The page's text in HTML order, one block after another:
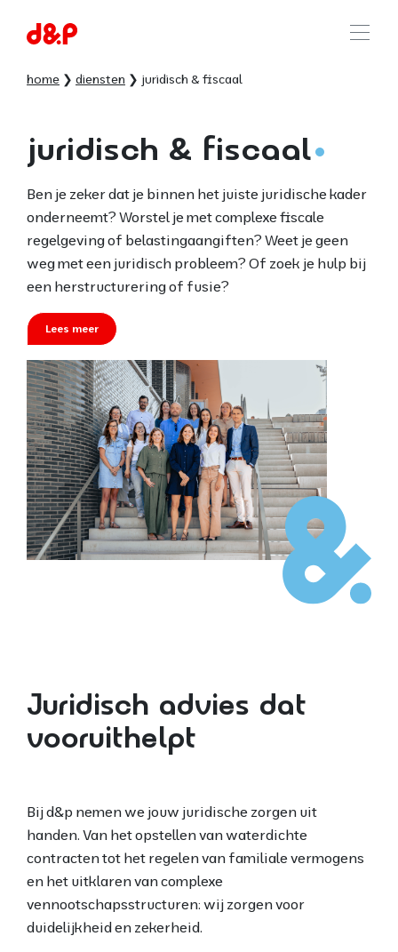
home diensten juridisch & fiscaal
juridisch & fiscaal
Ben je zeker dat je binnen het juiste juridische kader
onderneemt? Worstel je met complexe fiscale
regelgeving of belastingaangiften? Weet je geen
weg met een juridisch probleem? Of zoek je hulp bij
een herstructurering of fusie?
Lees meer
Juridisch advies dat
vooruithelpt
Bij d&p nemen we jouw juridische zorgen uit
handen. Van het opstellen van waterdichte
contracten tot het regelen van familiale vermogens
en het uitklaren van complexe
vennootschapsstructuren: wij zorgen voor
duidelijkheid en zekerheid.